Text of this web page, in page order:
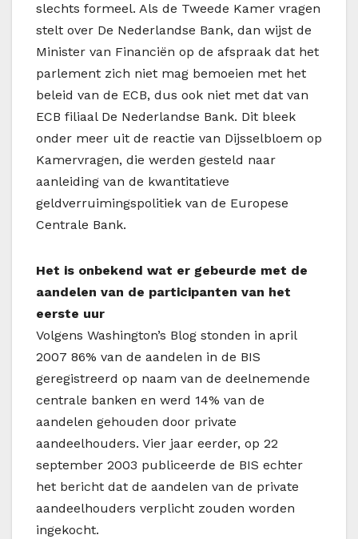
slechts formeel. Als de Tweede Kamer vragen
stelt over De Nederlandse Bank, dan wijst de
Minister van Financiën op de afspraak dat het
parlement zich niet mag bemoeien met het
beleid van de ECB, dus ook niet met dat van
ECB filiaal De Nederlandse Bank. Dit bleek
onder meer uit de reactie van Dijsselbloem op
Kamervragen, die werden gesteld naar
aanleiding van de kwantitatieve
geldverruimingspolitiek van de Europese
Centrale Bank.
Het is onbekend wat er gebeurde met de
aandelen van de participanten van het
eerste uur
Volgens Washington’s Blog stonden in april
2007 86% van de aandelen in de BIS
geregistreerd op naam van de deelnemende
centrale banken en werd 14% van de
aandelen gehouden door private
aandeelhouders. Vier jaar eerder, op 22
september 2003 publiceerde de BIS echter
het bericht dat de aandelen van de private
aandeelhouders verplicht zouden worden
ingekocht.